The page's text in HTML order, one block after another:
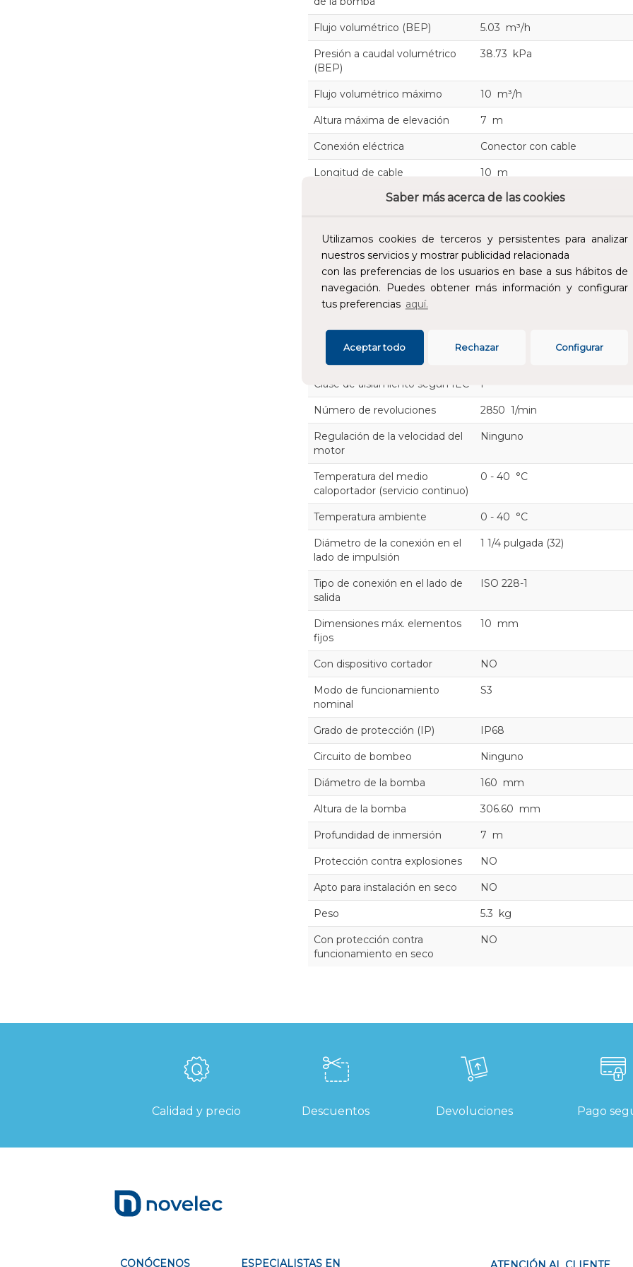
Saber más acerca de las cookies
Utilizamos cookies de terceros y persistentes para analizar
nuestros servicios y mostrar publicidad relacionada
con las preferencias de los usuarios en base a sus hábitos de
navegación. Puedes obtener más información y configurar
tus preferencias aquí.
Configurar
Rechazar
Aceptar todo
Flujo volumétrico (BEP) 5.03 m³/h
Presión a caudal volumétrico
(BEP)
38.73 kPa
Flujo volumétrico máximo 10 m³/h
Altura máxima de elevación 7 m
Conexión eléctrica Conector con cable
Longitud de cable 10 m
Tensión nominal 220 - 240 V
Frecuencia 50 Hz
Intensidad nominal 1.8 A
Potencia de motor absorbida
Potencia de salida de motor
0.17 kW
Clase de aislamiento según IEC F
Número de revoluciones 2850 1/min
Regulación de la velocidad del
motor
Ninguno
Temperatura del medio
caloportador (servicio continuo)
0 - 40 °C
Temperatura ambiente 0 - 40 °C
Diámetro de la conexión en el
lado de impulsión
1 1/4 pulgada (32)
Tipo de conexión en el lado de
salida
ISO 228-1
Dimensiones máx. elementos
fijos
10 mm
Con dispositivo cortador NO
Modo de funcionamiento
nominal
S3
Grado de protección (IP) IP68
Circuito de bombeo Ninguno
Diámetro de la bomba 160 mm
Altura de la bomba 306.60 mm
Profundidad de inmersión 7 m
Protección contra explosiones NO
Apto para instalación en seco NO
Peso 5.3 kg
Con protección contra
funcionamiento en seco
NO
Calidad y precio Descuentos Devoluciones Pago
CONÓCENOS ESPECIALISTAS EN